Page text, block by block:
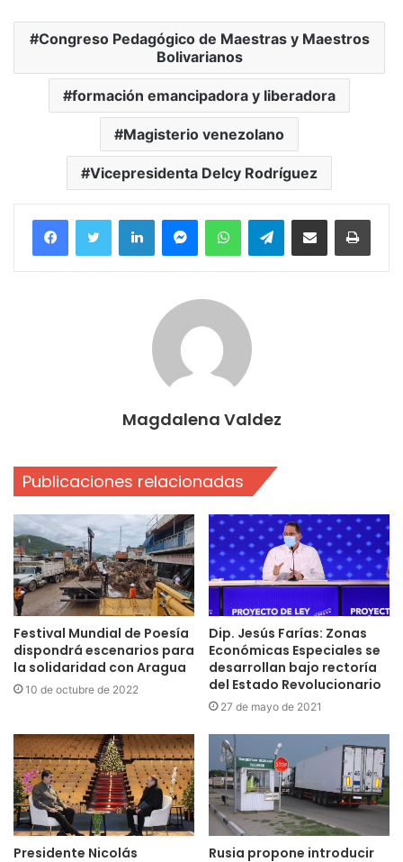
Congreso Pedagógico de Maestras y Maestros
Bolivarianos
formación emancipadora y liberadora
Magisterio venezolano
Vicepresidenta Delcy Rodríguez
FacebookTwitter LinkedInMessengerWhatsAppTelegramCompartir por correo electrónico
Magdalena Valdez
Publicaciones relacionadas
Festival Mundial de Poesía
dispondrá escenarios para
la solidaridad con Aragua
10 de octubre de 2022
Dip. Jesús Farías: Zonas
Económicas Especiales se
desarrollan bajo rectoría
del Estado Revolucionario
27 de mayo de 2021
Presidente Nicolás
Rusia propone introducir